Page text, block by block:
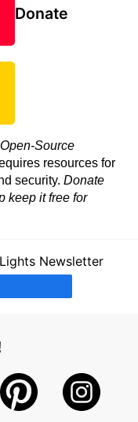
Donate
Open-Source
resources for
security. Donate
keep it free for
Newsletter